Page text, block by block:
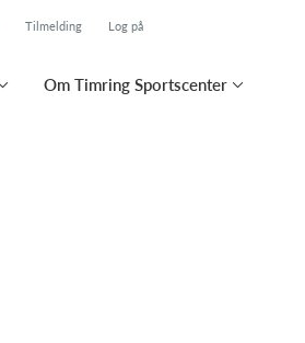
Tilmelding Log på
Om Timring Sportscenter